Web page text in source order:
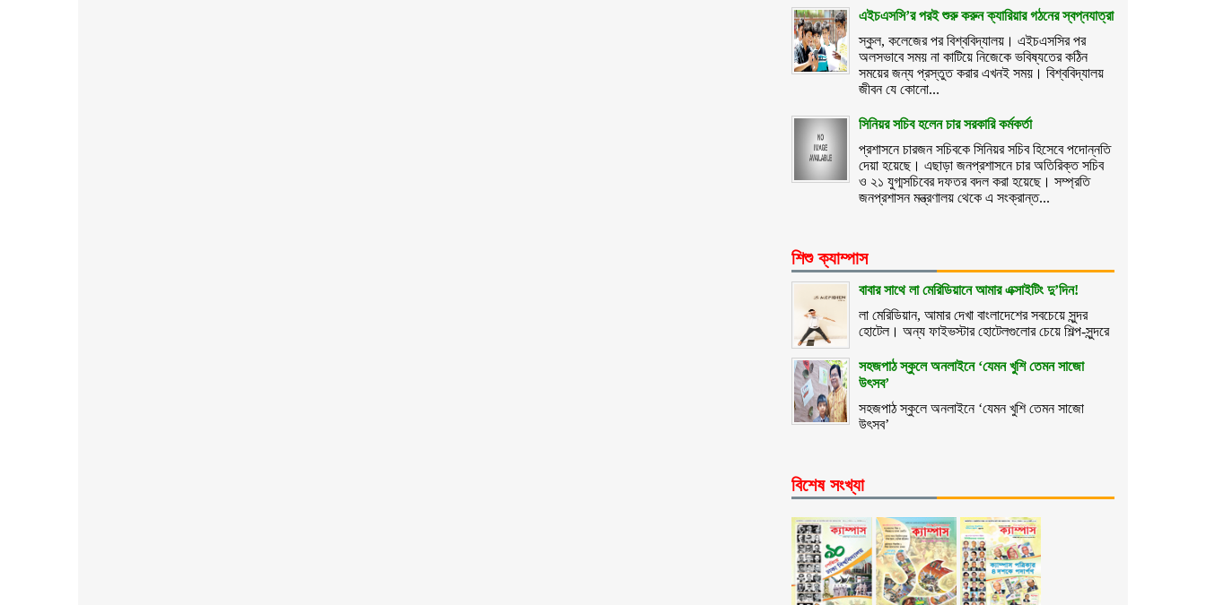
এইচএসসি’র পরই শুরু করুন ক্যারিয়ার গঠনের স্বপ্নযাত্রা
স্কুল, কলেজের পর বিশ্ববিদ্যালয়। এইচএসসির পর
অলসভাবে সময় না কাটিয়ে নিজেকে ভবিষ্যতের কঠিন
সময়ের জন্য প্রস্তুত করার এখনই সময়। বিশ্ববিদ্যালয়
জীবন যে কোনো...
সিনিয়র সচিব হলেন চার সরকারি কর্মকর্তা
প্রশাসনে চারজন সচিবকে সিনিয়র সচিব হিসেবে পদোন্নতি
দেয়া হয়েছে। এছাড়া জনপ্রশাসনে চার অতিরিক্ত সচিব
ও ২১ যুগ্মসচিবের দফতর বদল করা হয়েছে। সম্প্রতি
জনপ্রশাসন মন্ত্রণালয় থেকে এ সংক্রান্ত...
শিশু ক্যাম্পাস
বাবার সাথে লা মেরিডিয়ানে আমার এক্সাইটিং দু’দিন!
লা মেরিডিয়ান, আমার দেখা বাংলাদেশের সবচেয়ে সুন্দর
হোটেল। অন্য ফাইভস্টার হোটেলগুলোর চেয়ে শিল্প-সুন্দরে
সহজপাঠ স্কুলে অনলাইনে ‘যেমন খুশি তেমন সাজো
উৎসব’
সহজপাঠ স্কুলে অনলাইনে ‘যেমন খুশি তেমন সাজো
উৎসব’
বিশেষ সংখ্যা